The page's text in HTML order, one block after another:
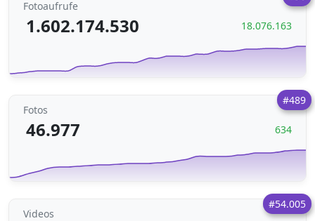
Fotoaufrufe
1.602.174.530 18.076.163
#489
Fotos
46.977 634
#54.005
Videos